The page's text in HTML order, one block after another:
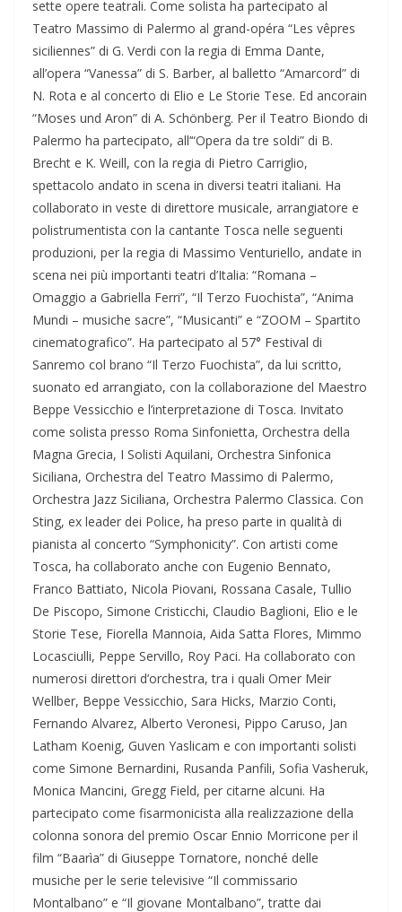
sette opere teatrali. Come solista ha partecipato al
Teatro Massimo di Palermo al grand-opéra “Les vêpres
siciliennes” di G. Verdi con la regia di Emma Dante,
all’opera “Vanessa” di S. Barber, al balletto “Amarcord” di
N. Rota e al concerto di Elio e Le Storie Tese. Ed ancorain
“Moses und Aron” di A. Schönberg. Per il Teatro Biondo di
Palermo ha partecipato, all’“Opera da tre soldi” di B.
Brecht e K. Weill, con la regia di Pietro Carriglio,
spettacolo andato in scena in diversi teatri italiani. Ha
collaborato in veste di direttore musicale, arrangiatore e
polistrumentista con la cantante Tosca nelle seguenti
produzioni, per la regia di Massimo Venturiello, andate in
scena nei più importanti teatri d’Italia: “Romana –
Omaggio a Gabriella Ferri”, “Il Terzo Fuochista”, “Anima
Mundi – musiche sacre”, “Musicanti” e “ZOOM – Spartito
cinematografico”. Ha partecipato al 57° Festival di
Sanremo col brano “Il Terzo Fuochista”, da lui scritto,
suonato ed arrangiato, con la collaborazione del Maestro
Beppe Vessicchio e l’interpretazione di Tosca. Invitato
come solista presso Roma Sinfonietta, Orchestra della
Magna Grecia, I Solisti Aquilani, Orchestra Sinfonica
Siciliana, Orchestra del Teatro Massimo di Palermo,
Orchestra Jazz Siciliana, Orchestra Palermo Classica. Con
Sting, ex leader dei Police, ha preso parte in qualità di
pianista al concerto “Symphonicity”. Con artisti come
Tosca, ha collaborato anche con Eugenio Bennato,
Franco Battiato, Nicola Piovani, Rossana Casale, Tullio
De Piscopo, Simone Cristicchi, Claudio Baglioni, Elio e le
Storie Tese, Fiorella Mannoia, Aida Satta Flores, Mimmo
Locasciulli, Peppe Servillo, Roy Paci. Ha collaborato con
numerosi direttori d’orchestra, tra i quali Omer Meir
Wellber, Beppe Vessicchio, Sara Hicks, Marzio Conti,
Fernando Alvarez, Alberto Veronesi, Pippo Caruso, Jan
Latham Koenig, Guven Yaslicam e con importanti solisti
come Simone Bernardini, Rusanda Panfili, Sofia Vasheruk,
Monica Mancini, Gregg Field, per citarne alcuni. Ha
partecipato come fisarmonicista alla realizzazione della
colonna sonora del premio Oscar Ennio Morricone per il
film “Baarìa” di Giuseppe Tornatore, nonché delle
musiche per le serie televisive “Il commissario
Montalbano” e “Il giovane Montalbano”, tratte dai